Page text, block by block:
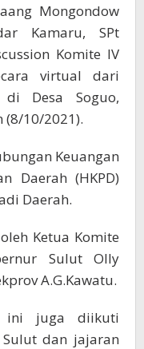
Mongondow
Kamaru, SPt
Komite IV
virtual dari
Desa Soguo,
(8/10/2021).
Keuangan
Daerah (HKPD)
Daerah.
Ketua Komite
Sulut Olly
A.G.Kawatu.
ini juga diikuti
dan jajaran